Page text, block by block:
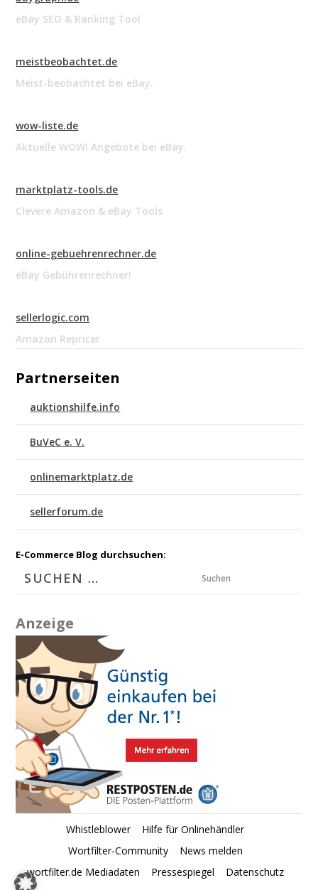
eBay SEO & Ranking Tool
meistbeobachtet.de
Meist-beobachtet bei eBay.
wow-liste.de
Aktuelle WOW! Angebote bei eBay.
marktplatz-tools.de
Clevere Amazon & eBay Tools
online-gebuehrenrechner.de
eBay Gebührenrechner!
sellerlogic.com
Amazon Repricer
Partnerseiten
auktionshilfe.info
BuVeC e. V.
onlinemarktplatz.de
sellerforum.de
E-Commerce Blog durchsuchen:
Suchen
Anzeige
Whistleblower
Hilfe für Onlinehändler
Wortfilter-Community
News melden
wortfilter.de Mediadaten
Pressespiegel
Datenschutz